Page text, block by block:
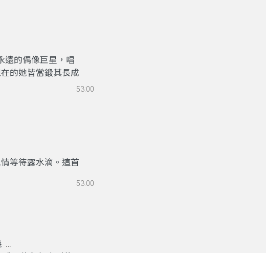
面腔雖罔 冷冷𠕇
袂𤺪 喔~永靖枝
阮這支永靖枝仔
冷𠕇𠕇
決方案。因此，本
的為引發人們對未
科技持續創新，主
側耳了解，本次展
遠的偶像巨星，唱
的她皆當鍛其長成
目，節目名稱其實
堂舉辦的「奔向
啥物心情予你 躊躇
會記得圓 ，鹹鹹
霧去。
意境深遠，氣韻生
而不匠不呆，使應
得以呈現，氣場
53:00
等待露水滴。這首
表示，因為她在學
來療癒，剛開始連
家車庫來充當排練
好一路上都有文化
佮海的後代， 日
般豐富 ，前途運
53:00